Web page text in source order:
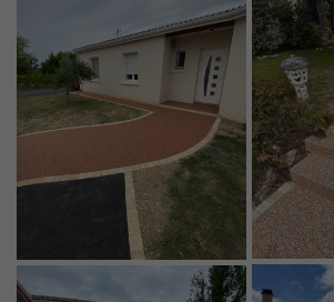
Recopier le code ci-contre
Rafraîchir le captcha
En cochant cette case, vous consentez à recevoir nos
l'adresse email indiqué ci-dessus. Vous pouvez vous
le formulaire de désinscription
INSCRIPTION